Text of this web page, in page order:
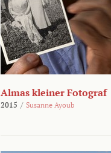
Almas kleiner Fotograf
2015 / Susanne Ayoub